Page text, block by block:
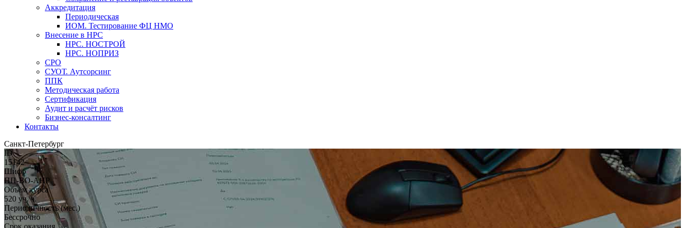
Аккредитация
Периодическая
ИОМ. Тестирование ФЦ НМО
Внесение в НРС
НРС. НОСТРОЙ
НРС. НОПРИЗ
СРО
СУОТ. Аутсорсинг
ППК
Методическая работа
Сертификация
Аудит и расчёт рисков
Бизнес-консалтинг
Контакты
Санкт-Петербург
ID
15142
Шифр
ПП-ВО-АНР
Объём курса
520 уч. ч.
Периодичность (мес.)
Бессрочно
Срок оказания